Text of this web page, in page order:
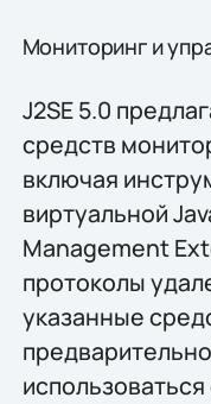
Мониторинг и
J2SE 5.0
средств
включая
виртуальной
Management
протоколы
указанные